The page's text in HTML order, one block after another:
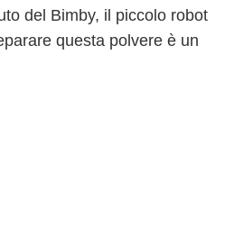
del Bimby, il piccolo robot
questa polvere è un